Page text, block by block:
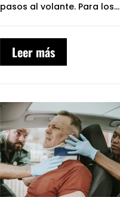
pasos al volante. Para los...
Leer más